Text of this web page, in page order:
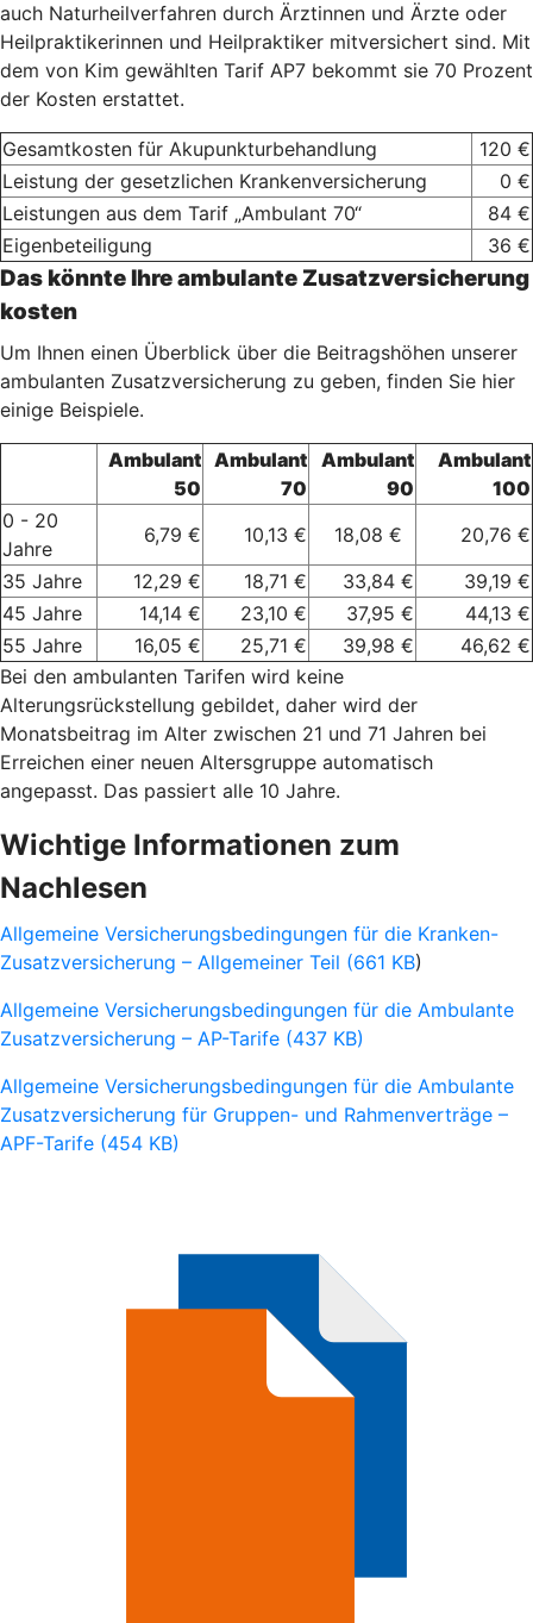
auch Naturheilverfahren durch Ärztinnen und Ärzte oder
Heilpraktikerinnen und Heilpraktiker mitversichert sind. Mit
dem von Kim gewählten Tarif AP7 bekommt sie 70 Prozent
der Kosten erstattet.
Gesamtkosten für Akupunkturbehandlung
120 €
Leistung der gesetzlichen Krankenversicherung
0 €
Leistungen aus dem Tarif „Ambulant 70“
84 €
Eigenbeteiligung
36 €
Das könnte Ihre ambulante Zusatzversicherung
kosten
Um Ihnen einen Überblick über die Beitragshöhen unserer
ambulanten Zusatzversicherung zu geben, finden Sie hier
einige Beispiele.
Ambulant
50
Ambulant
70
Ambulant
90
Ambulant
100
0 - 20
Jahre
6,79 € 10,13 € 18,08 €
20,76 €
35 Jahre
12,29 € 18,71 € 33,84 €
39,19 €
45 Jahre
14,14 € 23,10 € 37,95 €
44,13 €
55 Jahre
16,05 € 25,71 € 39,98 €
46,62 €
Bei den ambulanten Tarifen wird keine
Alterungsrückstellung gebildet, daher wird der
Monatsbeitrag im Alter zwischen 21 und 71 Jahren bei
Erreichen einer neuen Altersgruppe automatisch
angepasst. Das passiert alle 10 Jahre.
Wichtige Informationen zum
Nachlesen
Allgemeine Versicherungsbedingungen für die Kranken-
Zusatzversicherung – Allgemeiner Teil (661 KB)
Allgemeine Versicherungsbedingungen für die Ambulante
Zusatzversicherung – AP-Tarife (437 KB)
Allgemeine Versicherungsbedingungen für die Ambulante
Zusatzversicherung für Gruppen- und Rahmenverträge –
APF-Tarife (454 KB)